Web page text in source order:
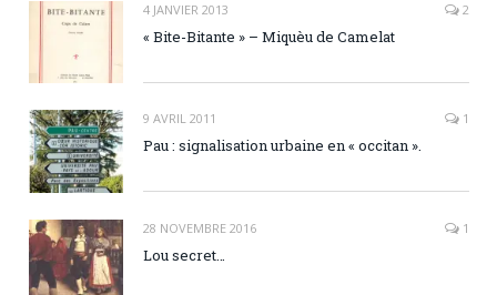
4 JANVIER 2013 2
« Bite-Bitante » – Miquèu de Camelat
9 AVRIL 2011 1
Pau : signalisation urbaine en « occitan ».
28 NOVEMBRE 2016 1
Lou secret…